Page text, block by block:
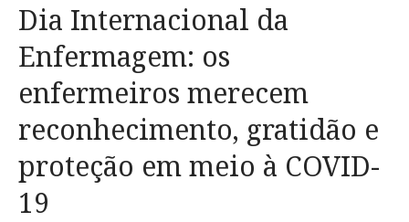
Dia Internacional da
Enfermagem: os
enfermeiros merecem
reconhecimento, gratidão e
proteção em meio à COVID-
19